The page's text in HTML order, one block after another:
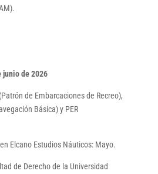
junio de 2026
de Embarcaciones de Recreo),
Básica) y PER
Elcano Estudios Náuticos: Mayo.
de Derecho de la Universidad